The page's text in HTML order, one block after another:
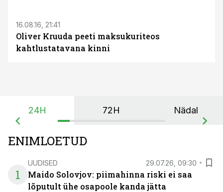
16.08.16, 21:41
Oliver Kruuda peeti maksukuriteos
kahtlustatavana kinni
24H 72H Nädal
ENIMLOETUD
1
UUDISED 29.07.26, 09:30
Maido Solovjov: piimahinna riski ei saa
lõputult ühe osapoole kanda jätta